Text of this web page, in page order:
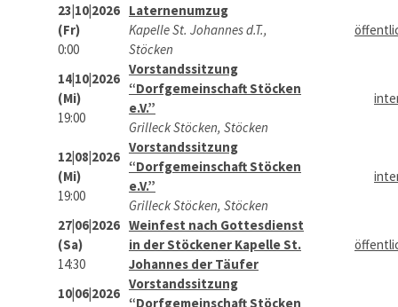
23|10|2026
(Fr)
0:00
Laternenumzug
Kapelle St. Johannes d.T.,
Stöcken
14|10|2026
(Mi)
19:00
Vorstandssitzung
“Dorfgemeinschaft Stöcken
e.V.”
Grilleck Stöcken, Stöcken
12|08|2026
(Mi)
19:00
Vorstandssitzung
“Dorfgemeinschaft Stöcken
e.V.”
Grilleck Stöcken, Stöcken
27|06|2026
(Sa)
14:30
Weinfest nach Gottesdienst
in der Stöckener Kapelle St.
Johannes der Täufer
10|06|2026
Vorstandssitzung
“Dorfgemeinschaft Stöcken